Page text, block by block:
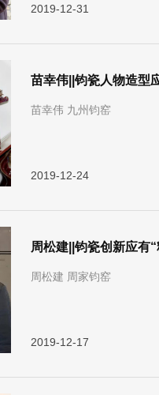
2019-12-31
苗幸伟||钧瓷人物造型
苗幸伟 九州钧窑
2019-12-24
周松建||钧瓷创新应有
周松建 周家钧窑
2019-12-17